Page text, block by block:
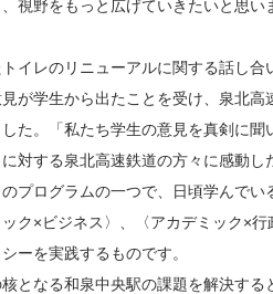
視野をもっと広げていきたいと思い
イレのリニューアルに関する話し合
が学生から出たことを受け、泉北高
た。「私たち学生の意見を真剣に聞
対する泉北高速鉄道の方々に感動し
プログラムの一つで、日頃学んでい
ク×ビジネス〉、〈アカデミック×
ーを実践するものです。
となる和泉中央駅の課題を解決する